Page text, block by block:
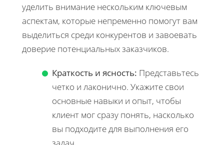
уделить внимание нескольким ключевым
аспектам, которые непременно помогут вам
выделиться среди конкурентов и завоевать
доверие потенциальных заказчиков.
Краткость и ясность: Представьтесь
четко и лаконично. Укажите свои
основные навыки и опыт, чтобы
клиент мог сразу понять, насколько
вы подходите для выполнения его
задач.